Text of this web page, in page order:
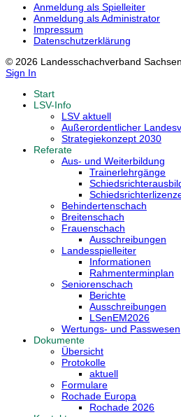
Anmeldung als Spielleiter
Anmeldung als Administrator
Impressum
Datenschutzerklärung
© 2026 Landesschachverband
Sign In
Start
LSV-Info
LSV aktuell
Außerordentlicher
Strategiekonzept 2030
Referate
Aus- und Weiterbildung
Trainerlehrgänge
Behindertenschach
Breitenschach
Frauenschach
Ausschreibungen
Landesspielleiter
Informationen
Rahmenterminplan
Seniorenschach
Berichte
Ausschreibungen
LSenEM2026
Wertungs- und Passwesen
Dokumente
Übersicht
Protokolle
aktuell
Formulare
Rochade Europa
Rochade 2026